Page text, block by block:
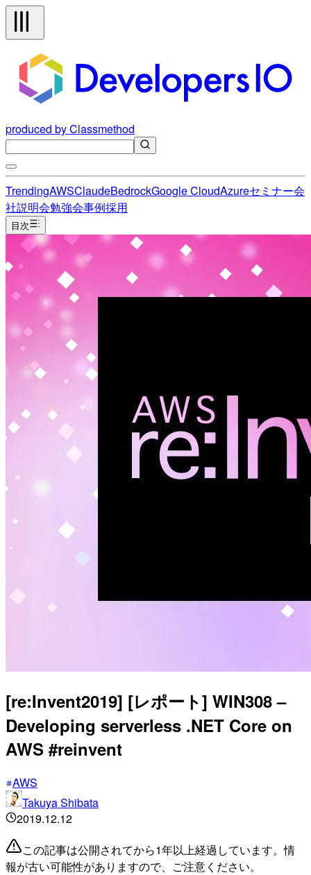
produced by Classmethod
TrendingAWSClaudeBedrockGoogle CloudAzureセミナー会
社説明会勉強会事例採用
目次
[re:Invent2019] [レポート] WIN308 –
Developing serverless .NET Core on
AWS #reinvent
AWS
Takuya Shibata
2019.12.12
この記事は公開されてから1年以上経過しています。情
報が古い可能性がありますので、ご注意ください。